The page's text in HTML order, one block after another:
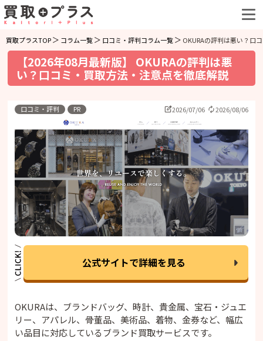
買取プラスTOP コラム一覧 口コミ・評判コラム一覧 OKURAの評判は悪い？口
【2026年08月最新版】 OKURAの評判は悪
い？口コミ・買取方法・注意点を徹底解説
2026/07/06 2026/08/06
口コミ・評判 PR
公式サイトで詳細を見る
OKURAは、ブランドバッグ、時計、貴金属、宝石・ジュエ
リー、アパレル、骨董品、美術品、着物、金券など、幅広
い品目に対応しているブランド買取サービスです。